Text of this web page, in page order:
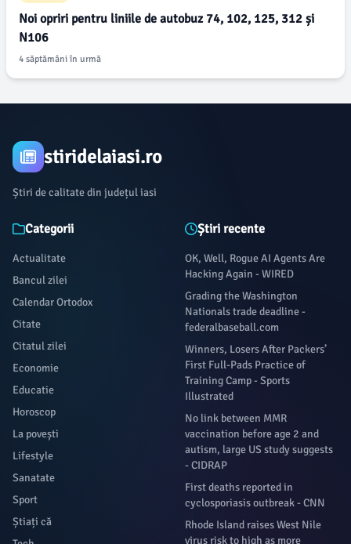
Noi opriri pentru liniile de autobuz 74, 102, 125, 312 și
N106
4 săptămâni în urmă
stiridelaiasi.ro
Știri de calitate din județul iasi
Categorii
Actualitate
Bancul zilei
Calendar Ortodox
Citate
Citatul zilei
Economie
Educatie
Horoscop
La povești
Lifestyle
Sanatate
Sport
Știați că
Știri recente
OK, Well, Rogue AI Agents Are
Hacking Again - WIRED
Grading the Washington
Nationals trade deadline -
federalbaseball.com
Winners, Losers After Packers’
First Full-Pads Practice of
Training Camp - Sports
Illustrated
No link between MMR
vaccination before age 2 and
autism, large US study suggests
- CIDRAP
First deaths reported in
cyclosporiasis outbreak - CNN
Rhode Island raises West Nile
virus risk to high as more